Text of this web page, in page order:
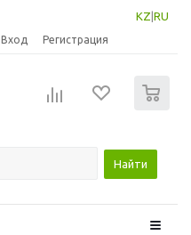
KZ RU
Вход Регистрация
Найти